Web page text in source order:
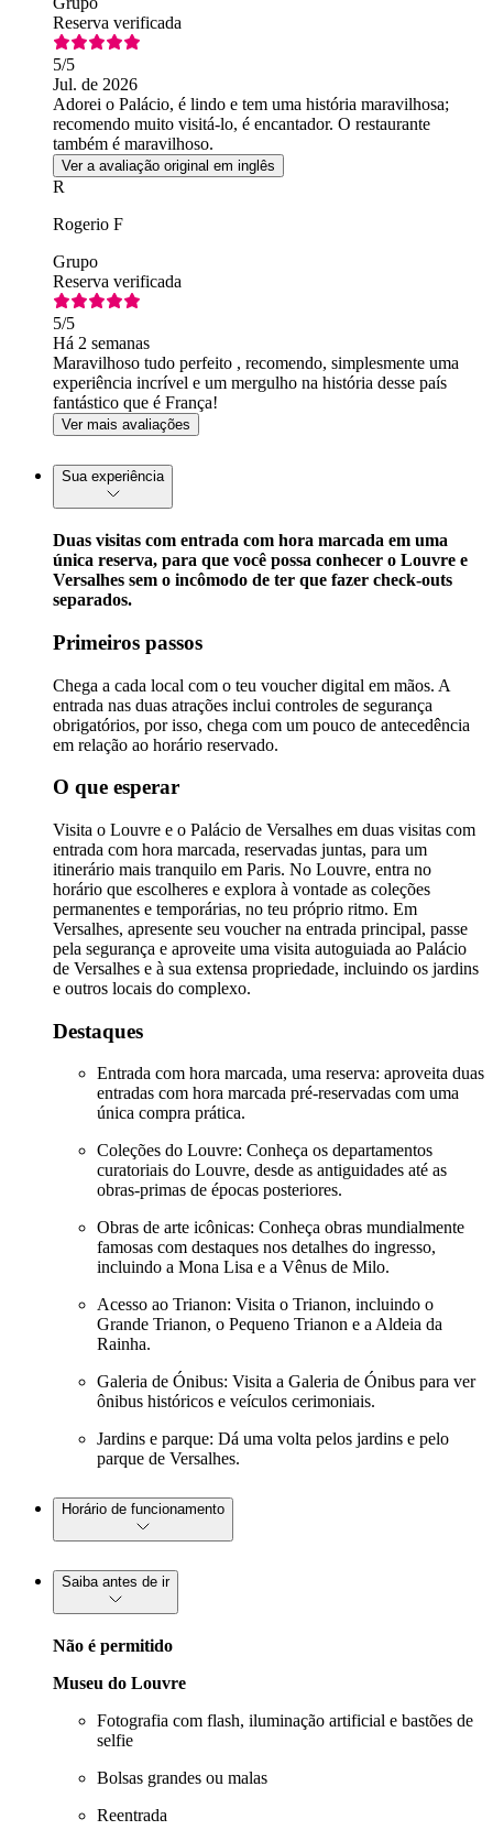
Reserva verificada
5/5
Jul. de 2026
Adorei o Palácio, é lindo e tem uma história maravilhosa;
recomendo muito visitá-lo, é encantador. O restaurante
também é maravilhoso.
Ver a avaliação original em inglês
R
Rogerio F
Grupo
Reserva verificada
5/5
Há 2 semanas
Maravilhoso tudo perfeito , recomendo, simplesmente uma
experiência incrível e um mergulho na história desse país
fantástico que é França!
Ver mais avaliações
Sua experiência
Duas visitas com entrada com hora marcada em uma
única reserva, para que você possa conhecer o Louvre e
Versalhes sem o incômodo de ter que fazer check-outs
separados.
Primeiros passos
Chega a cada local com o teu voucher digital em mãos. A
entrada nas duas atrações inclui controles de segurança
obrigatórios, por isso, chega com um pouco de antecedência
em relação ao horário reservado.
O que esperar
Visita o Louvre e o Palácio de Versalhes em duas visitas com
entrada com hora marcada, reservadas juntas, para um
itinerário mais tranquilo em Paris. No Louvre, entra no
horário que escolheres e explora à vontade as coleções
permanentes e temporárias, no teu próprio ritmo. Em
Versalhes, apresente seu voucher na entrada principal, passe
pela segurança e aproveite uma visita autoguiada ao Palácio
de Versalhes e à sua extensa propriedade, incluindo os jardins
e outros locais do complexo.
Destaques
Entrada com hora marcada, uma reserva: aproveita duas
entradas com hora marcada pré-reservadas com uma
única compra prática.
Coleções do Louvre: Conheça os departamentos
curatoriais do Louvre, desde as antiguidades até as
obras-primas de épocas posteriores.
Obras de arte icônicas: Conheça obras mundialmente
famosas com destaques nos detalhes do ingresso,
incluindo a Mona Lisa e a Vênus de Milo.
Acesso ao Trianon: Visita o Trianon, incluindo o
Grande Trianon, o Pequeno Trianon e a Aldeia da
Rainha.
Galeria de Ónibus: Visita a Galeria de Ónibus para ver
ônibus históricos e veículos cerimoniais.
Jardins e parque: Dá uma volta pelos jardins e pelo
parque de Versalhes.
Horário de funcionamento
Saiba antes de ir
Não é permitido
Museu do Louvre
Fotografia com flash, iluminação artificial e bastões de
selfie
Bolsas grandes ou malas
Reentrada